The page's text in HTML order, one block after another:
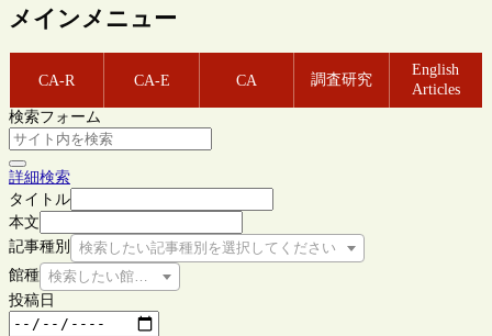
メインメニュー
CA-R CA-E CA 調査研究
English
Articles
検索フォーム
詳細検索
タイトル
本文
記事種別
検索したい記事種別を選択してください
館種 検索したい館種を選択してください
投稿日